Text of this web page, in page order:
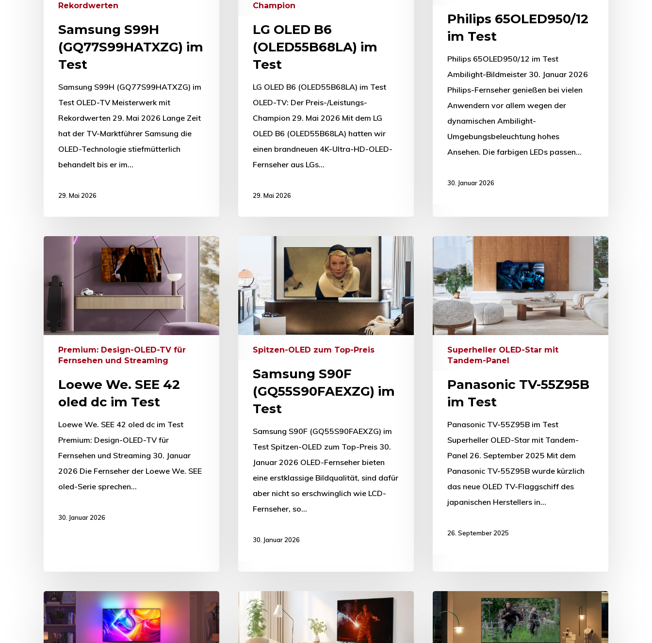
Rekordwerten
Samsung S99H
(GQ77S99HATXZG) im
Test
Samsung S99H (GQ77S99HATXZG) im
Test OLED-TV Meisterwerk mit
Rekordwerten 29. Mai 2026 Lange Zeit
hat der TV-Marktführer Samsung die
OLED-Technologie stiefmütterlich
behandelt bis er im…
29. Mai 2026
Champion
LG OLED B6
(OLED55B68LA) im
Test
LG OLED B6 (OLED55B68LA) im Test
OLED-TV: Der Preis-/Leistungs-
Champion 29. Mai 2026 Mit dem LG
OLED B6 (OLED55B68LA) hatten wir
einen brandneuen 4K-Ultra-HD-OLED-
Fernseher aus LGs…
29. Mai 2026
Philips 65OLED950/12
im Test
Philips 65OLED950/12 im Test
Ambilight-Bildmeister 30. Januar 2026
Philips-Fernseher genießen bei vielen
Anwendern vor allem wegen der
dynamischen Ambilight-
Umgebungsbeleuchtung hohes
Ansehen. Die farbigen LEDs passen…
30. Januar 2026
Premium: Design-OLED-TV für
Fernsehen und Streaming
Loewe We. SEE 42
oled dc im Test
Loewe We. SEE 42 oled dc im Test
Premium: Design-OLED-TV für
Fernsehen und Streaming 30. Januar
2026 Die Fernseher der Loewe We. SEE
oled-Serie sprechen…
30. Januar 2026
Spitzen-OLED zum Top-Preis
Samsung S90F
(GQ55S90FAEXZG) im
Test
Samsung S90F (GQ55S90FAEXZG) im
Test Spitzen-OLED zum Top-Preis 30.
Januar 2026 OLED-Fernseher bieten
eine erstklassige Bildqualität, sind dafür
aber nicht so erschwinglich wie LCD-
Fernseher, so…
30. Januar 2026
Superheller OLED-Star mit
Tandem-Panel
Panasonic TV-55Z95B
im Test
Panasonic TV-55Z95B im Test
Superheller OLED-Star mit Tandem-
Panel 26. September 2025 Mit dem
Panasonic TV-55Z95B wurde kürzlich
das neue OLED TV-Flaggschiff des
japanischen Herstellers in…
26. September 2025